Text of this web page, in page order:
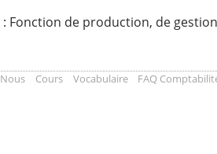
: Fonction de production, de
Cours Vocabulaire FAQ